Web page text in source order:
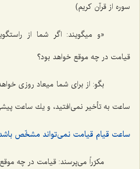
سوره از قرآن كریم)
«و میگویند: اگر شما از
قیامت در چه موقع خواهد بود؟
بگو: از براى شما میعاد روزى
ساعت به تأخیر نمى‌افتید، و یك ساعت
ساعت قیام قیامت نمى‌تواند مشخّص
مكرّراً مى‌پرسند: قیامت در چه